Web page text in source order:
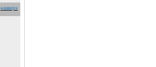
наверх